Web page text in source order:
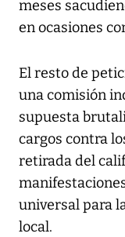
meses
en ocasiones
El resto de
una comisión
supuesta
cargos contra
retirada del
universal para
local.